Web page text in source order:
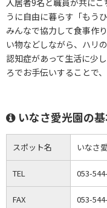
入居者9名と職員が共に
うに自由に暮らす「もう
みんなで協力して食事作
い物などしながら、ハリ
認知症があって生活に少
ろでお手伝いすることで
いなさ愛光園の
スポット名 いなさ
TEL 053-
FAX 053-